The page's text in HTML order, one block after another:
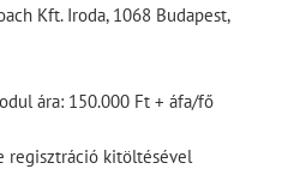
Kft. Iroda, 1068 Budapest,
ára: 150.000 Ft + áfa/fő
regisztráció kitöltésével